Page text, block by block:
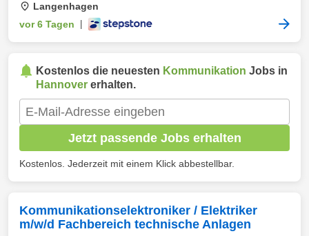
Langenhagen
vor 6 Tagen
Kostenlos die neuesten Kommunikation Jobs in
Hannover erhalten.
Jetzt passende Jobs erhalten
Kostenlos. Jederzeit mit einem Klick abbestellbar.
Kommunikationselektroniker / Elektriker
m/w/d Fachbereich technische Anlagen